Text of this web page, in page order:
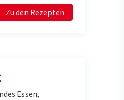
Zu den Rezepten
Essen,